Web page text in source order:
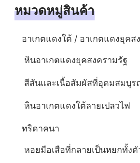
หมวดหมู่สินค้า
อาเกตแดงใต้ / อาเกตแดงยุคส
หินอาเกตแดงยุคสงครามรัฐ
สีสันและเนื้อสัมผัสที่อุดมสมบู
หินอาเกตแดงใต้ลายเปลวไฟ
ทริดาคนา
หอยมือเสือที่กลายเป็นหยกทั้งตั